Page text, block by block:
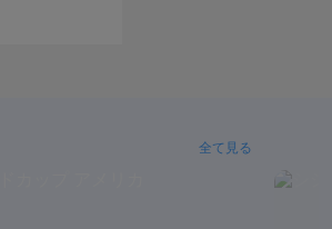
全て見る